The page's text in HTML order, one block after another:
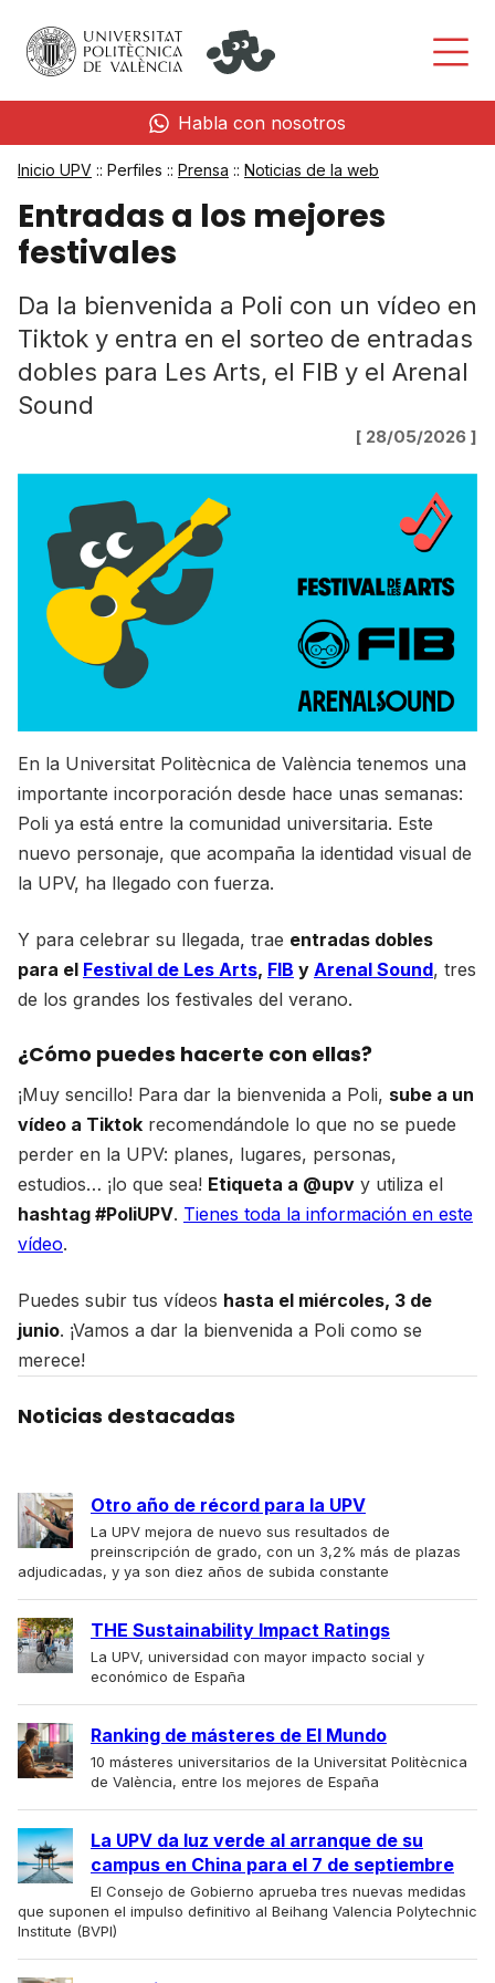
Habla con nosotros
Inicio UPV :: Perfiles :: Prensa :: Noticias de la web
Entradas a los mejores
festivales
Da la bienvenida a Poli con un vídeo en
Tiktok y entra en el sorteo de entradas
dobles para Les Arts, el FIB y el Arenal
Sound
[ 28/05/2026 ]
En la Universitat Politècnica de València tenemos una
importante incorporación desde hace unas semanas:
Poli ya está entre la comunidad universitaria. Este
nuevo personaje, que acompaña la identidad visual de
la UPV, ha llegado con fuerza.
Y para celebrar su llegada, trae entradas dobles
para el Festival de Les Arts, FIB y Arenal Sound, tres
de los grandes los festivales del verano.
¿Cómo puedes hacerte con ellas?
¡Muy sencillo! Para dar la bienvenida a Poli, sube a un
vídeo a Tiktok recomendándole lo que no se puede
perder en la UPV: planes, lugares, personas,
estudios… ¡lo que sea! Etiqueta a @upv y utiliza el
hashtag #PoliUPV. Tienes toda la información en este
vídeo.
Puedes subir tus vídeos hasta el miércoles, 3 de
junio. ¡Vamos a dar la bienvenida a Poli como se
merece!
Noticias destacadas
Otro año de récord para la UPV
La UPV mejora de nuevo sus resultados de
preinscripción de grado, con un 3,2% más de plazas
adjudicadas, y ya son diez años de subida constante
THE Sustainability Impact Ratings
La UPV, universidad con mayor impacto social y
económico de España
Ranking de másteres de El Mundo
10 másteres universitarios de la Universitat Politècnica
de València, entre los mejores de España
La UPV da luz verde al arranque de su
campus en China para el 7 de septiembre
El Consejo de Gobierno aprueba tres nuevas medidas
que suponen el impulso definitivo al Beihang Valencia Polytechnic
Institute (BVPI)